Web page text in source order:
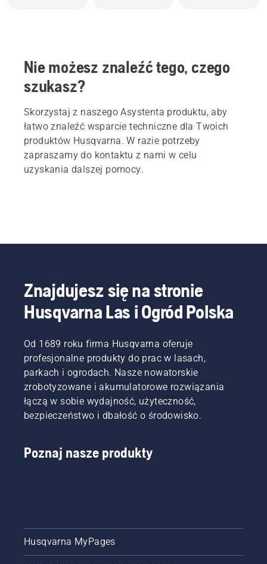
Nie możesz znaleźć tego, czego
szukasz?
Skorzystaj z naszego Asystenta produktu, aby
łatwo znaleźć wsparcie techniczne dla Twoich
produktów Husqvarna. W razie potrzeby
zapraszamy do kontaktu z nami w celu
uzyskania dalszej pomocy.
Znajdujesz się na stronie
Husqvarna Las i Ogród Polska
Od 1689 roku firma Husqvarna oferuje
profesjonalne produkty do prac w lasach,
parkach i ogrodach. Nasze nowatorskie
zrobotyzowane i akumulatorowe rozwiązania
łączą w sobie wydajność, użyteczność,
bezpieczeństwo i dbałość o środowisko.
Poznaj nasze produkty
Husqvarna MyPages